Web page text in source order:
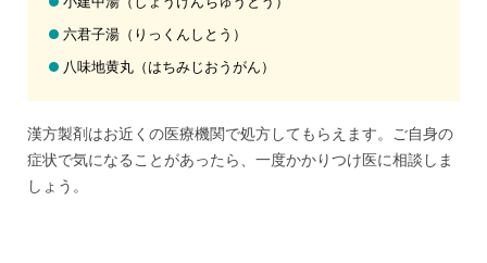
六君子湯（りっくんしとう）
八味地黄丸（はちみじおうがん）
漢方製剤はお近くの医療機関で処方してもらえます。ご自身の
症状で気になることがあったら、一度かかりつけ医に相談しま
しょう。